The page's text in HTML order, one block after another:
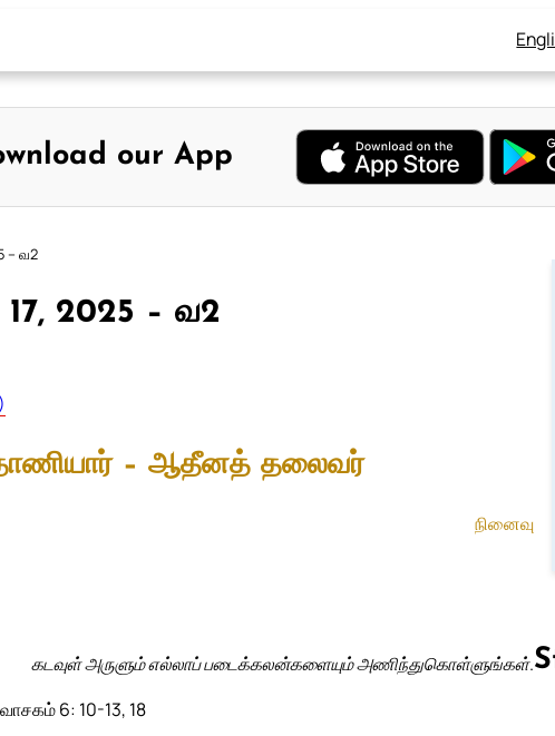
our App
– வ2
2025 – வ2
– ஆதீனத் தலைவர்
நினைவு
கடவுள் அருளும் எல்லாப் படைக்கலன்களையும் அணிந்துகொள்ளுங்கள்.
வாசகம் 6: 10-13, 18